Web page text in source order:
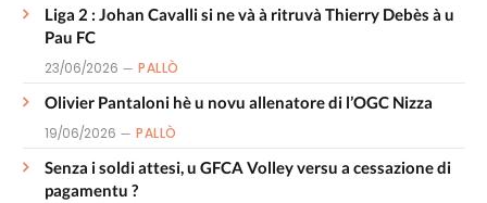
Liga 2 : Johan Cavalli si ne và à ritruvà Thierry Debès à u
Pau FC
23/06/2026 PALLÒ
Olivier Pantaloni hè u novu allenatore di l’OGC Nizza
19/06/2026 PALLÒ
Senza i soldi attesi, u GFCA Volley versu a cessazione di
pagamentu ?